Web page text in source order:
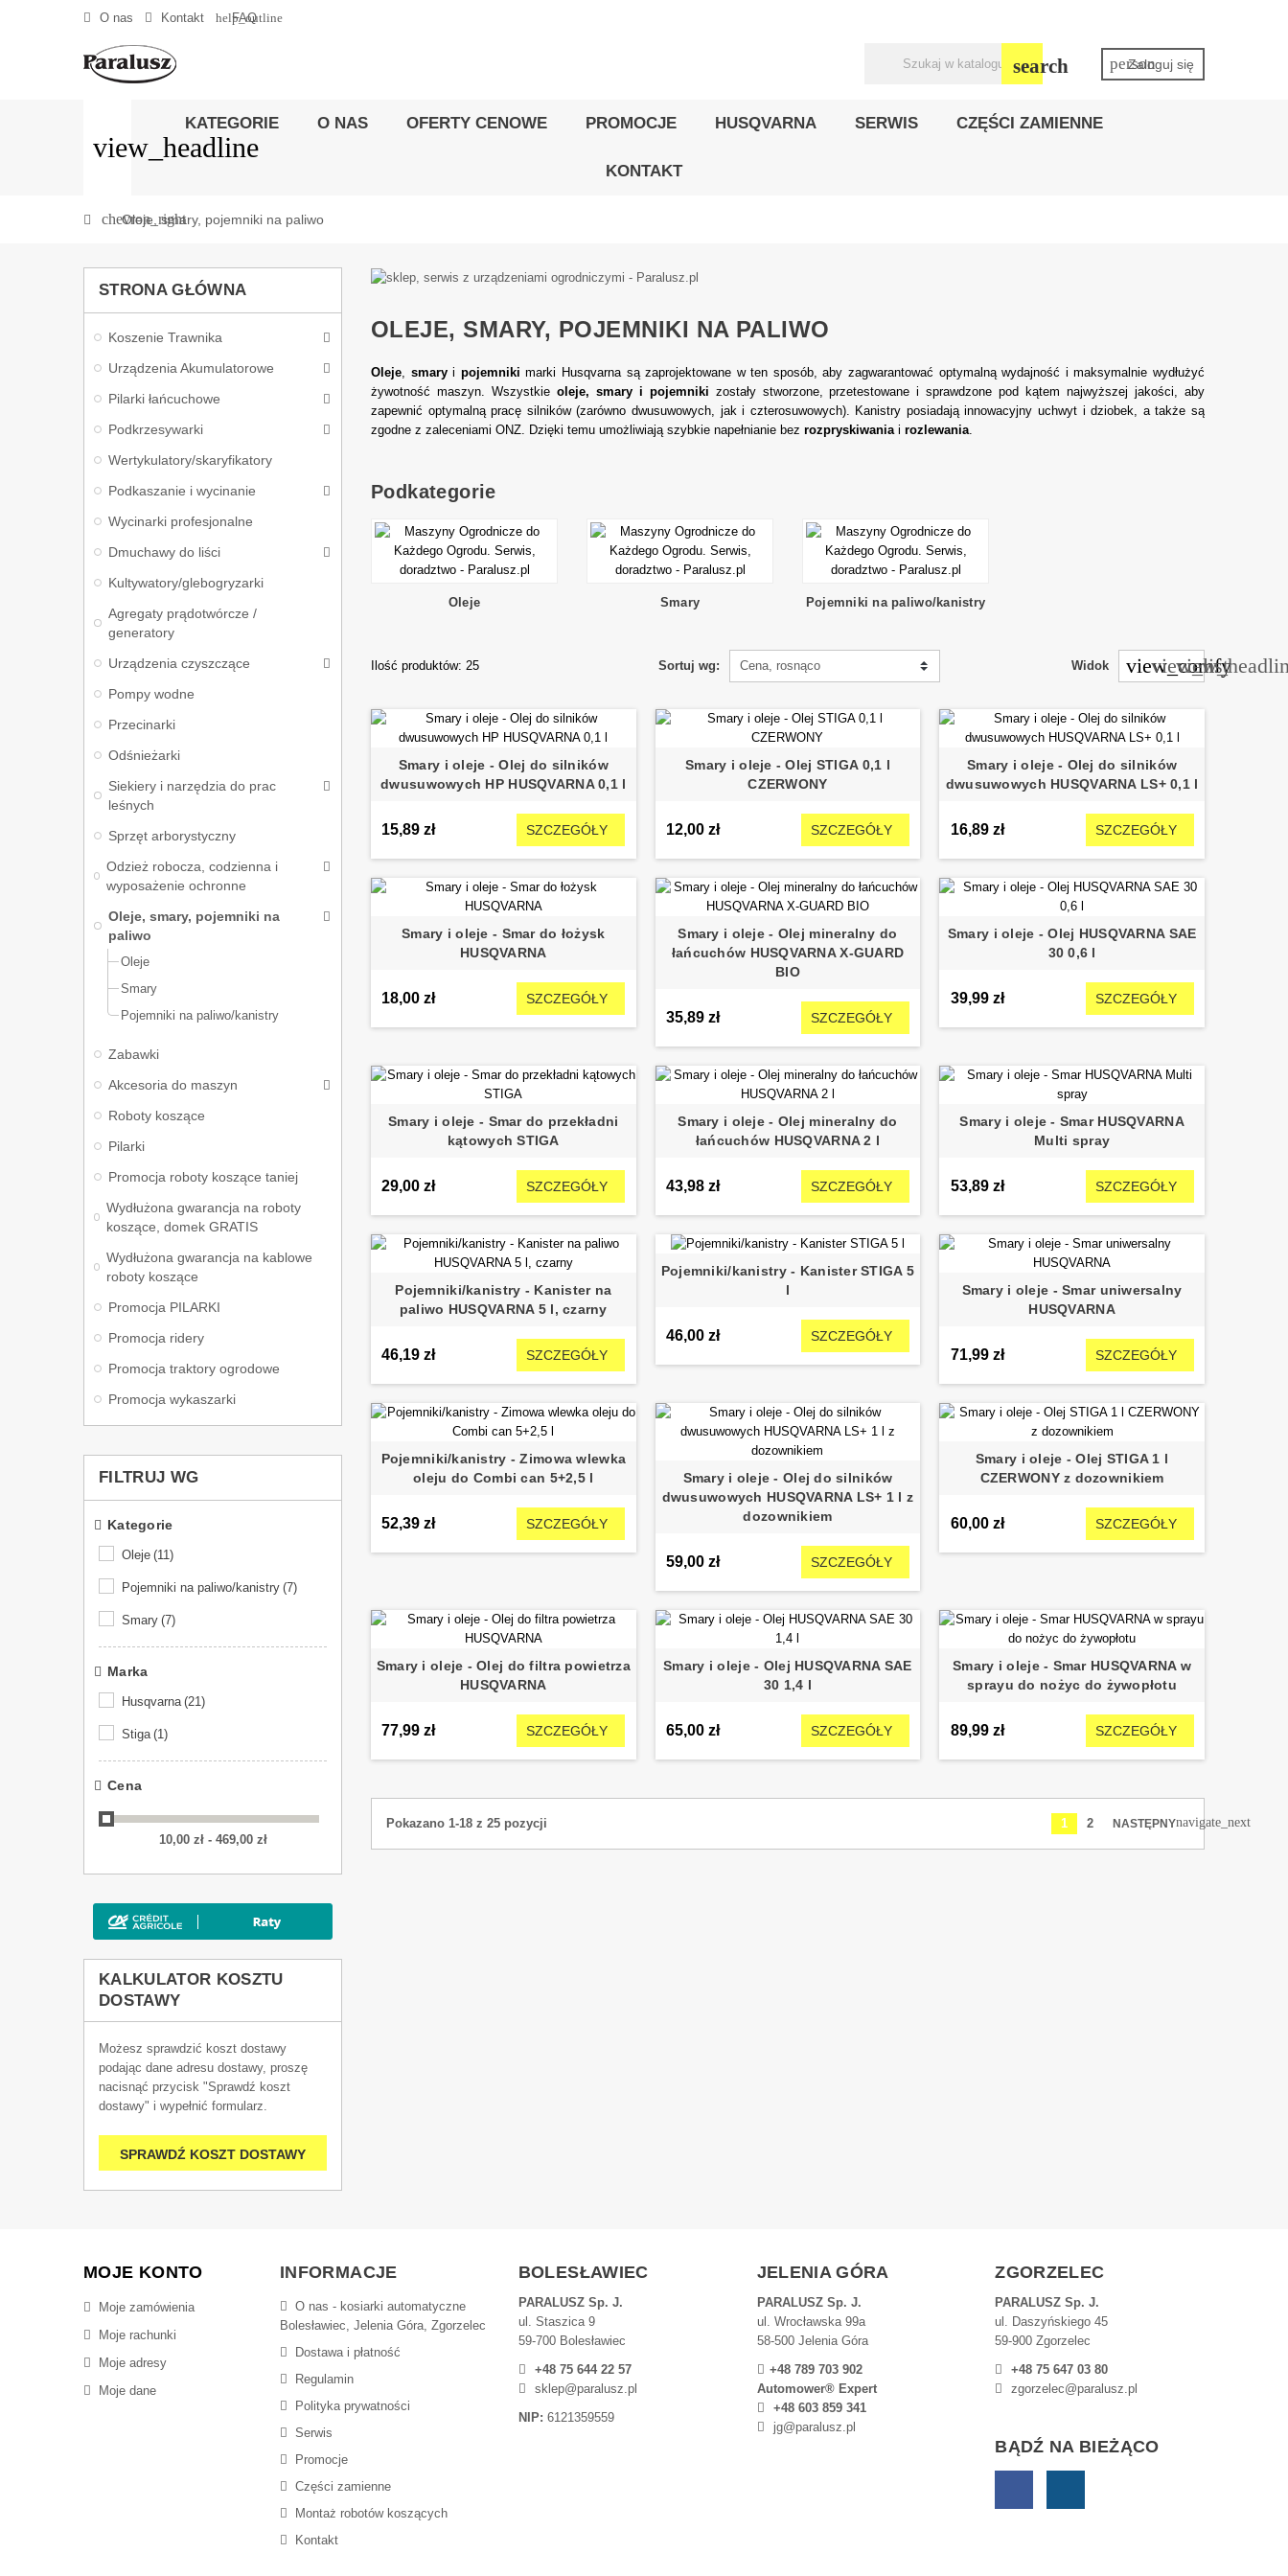
O nas Kontakt help_outline
FAQ
search person
Zaloguj się
view_headline
KATEGORIE O NAS OFERTY CENOWE PROMOCJE HUSQVARNA SERWIS CZĘŚCI ZAMIENNE
KONTAKT
chevron_right
Oleje, smary, pojemniki na paliwo
STRONA GŁÓWNA
Koszenie Trawnika
Urządzenia Akumulatorowe
Pilarki łańcuchowe
Podkrzesywarki
Wertykulatory/skaryfikatory
Podkaszanie i wycinanie
Wycinarki profesjonalne
Dmuchawy do liści
Kultywatory/glebogryzarki
Agregaty prądotwórcze /
generatory
Urządzenia czyszczące
Pompy wodne
Przecinarki
Odśnieżarki
Siekiery i narzędzia do prac
leśnych
Sprzęt arborystyczny
Odzież robocza, codzienna i
wyposażenie ochronne
Oleje, smary, pojemniki na
paliwo
Oleje
Smary
Pojemniki na paliwo/kanistry
Zabawki
Akcesoria do maszyn
Roboty koszące
Pilarki
Promocja roboty koszące taniej
Wydłużona gwarancja na roboty
koszące, domek GRATIS
Wydłużona gwarancja na kablowe
roboty koszące
Promocja PILARKI
Promocja ridery
Promocja traktory ogrodowe
Promocja wykaszarki
FILTRUJ WG
Kategorie
Oleje (11)
Pojemniki na paliwo/kanistry (7)
Smary (7)
Marka
Husqvarna (21)
Stiga (1)
Cena
10,00 zł - 469,00 zł
KALKULATOR KOSZTU
DOSTAWY
Możesz sprawdzić koszt dostawy
podając dane adresu dostawy, proszę
nacisnąć przycisk "Sprawdź koszt
dostawy" i wypełnić formularz.
SPRAWDŹ KOSZT DOSTAWY
OLEJE, SMARY, POJEMNIKI NA PALIWO
Oleje smaryi pojemniki marki Husqvarna są zaprojektowane w ten sposób, aby zagwarantować optymalną wydajność i maksymalnie wydłużyć
żywotność maszyn. Wszystkie oleje, smary i pojemniki zostały stworzone, przetestowane i sprawdzone pod kątem najwyższej jakości, aby
zapewnić optymalną pracę silników (zarówno dwusuwowych, jak i czterosuwowych). Kanistry posiadają innowacyjny uchwyt i dziobek, a także są
zgodne z zaleceniami ONZ. Dzięki temu umożliwiają szybkie napełnianie bez rozpryskiwania i rozlewania
Podkategorie
Oleje Smary Pojemniki na paliwo/kanistry
Sortuj wg: Cena, rosnąco Widok view_comfy
view_list
Ilość produktów: 25
Smary i oleje - Olej do silników
dwusuwowych HP HUSQVARNA 0,1 l
15,89 zł SZCZEGÓŁY
Smary i oleje - Olej STIGA 0,1 l
CZERWONY
12,00 zł SZCZEGÓŁY
Smary i oleje - Olej do silników
dwusuwowych HUSQVARNA LS+ 0,1 l
16,89 zł SZCZEGÓŁY
Smary i oleje - Smar do łożysk
HUSQVARNA
18,00 zł SZCZEGÓŁY
Smary i oleje - Olej mineralny do
łańcuchów HUSQVARNA X-GUARD
BIO
35,89 zł SZCZEGÓŁY
Smary i oleje - Olej HUSQVARNA SAE
30 0,6 l
39,99 zł SZCZEGÓŁY
Smary i oleje - Smar do przekładni
kątowych STIGA
29,00 zł SZCZEGÓŁY
Smary i oleje - Olej mineralny do
łańcuchów HUSQVARNA 2 l
43,98 zł SZCZEGÓŁY
Smary i oleje - Smar HUSQVARNA
Multi spray
53,89 zł SZCZEGÓŁY
Pojemniki/kanistry - Kanister na
paliwo HUSQVARNA 5 l, czarny
46,19 zł SZCZEGÓŁY
Pojemniki/kanistry - Kanister STIGA 5
l
46,00 zł SZCZEGÓŁY
Smary i oleje - Smar uniwersalny
HUSQVARNA
71,99 zł SZCZEGÓŁY
Pojemniki/kanistry - Zimowa wlewka
oleju do Combi can 5+2,5 l
52,39 zł SZCZEGÓŁY
Smary i oleje - Olej do silników
dwusuwowych HUSQVARNA LS+ 1 l z
dozownikiem
59,00 zł SZCZEGÓŁY
Smary i oleje - Olej STIGA 1 l
CZERWONY z dozownikiem
60,00 zł SZCZEGÓŁY
Smary i oleje - Olej do filtra powietrza
HUSQVARNA
77,99 zł SZCZEGÓŁY
Smary i oleje - Olej HUSQVARNA SAE
30 1,4 l
65,00 zł SZCZEGÓŁY
Smary i oleje - Smar HUSQVARNA w
sprayu do nożyc do żywopłotu
89,99 zł SZCZEGÓŁY
Pokazano 1-18 z 25 pozycji 1 2 NASTĘPNYnavigate_next
MOJE KONTO
Moje zamówienia
Moje rachunki
Moje adresy
Moje dane
INFORMACJE
O nas - kosiarki automatyczne
Bolesławiec, Jelenia Góra, Zgorzelec
Dostawa i płatność
Regulamin
Polityka prywatności
Serwis
Promocje
Części zamienne
Montaż robotów koszących
Kontakt
BOLESŁAWIEC
PARALUSZ Sp. J.
ul. Staszica 9
59-700 Bolesławiec
+48 75 644 22 57
sklep@paralusz.pl
NIP: 6121359559
JELENIA GÓRA
PARALUSZ Sp. J.
ul. Wrocławska 99a
58-500 Jelenia Góra
+48 789 703 902
Automower® Expert
+48 603 859 341
jg@paralusz.pl
ZGORZELEC
PARALUSZ Sp. J.
ul. Daszyńskiego 45
59-900 Zgorzelec
+48 75 647 03 80
zgorzelec@paralusz.pl
BĄDŹ NA BIEŻĄCO